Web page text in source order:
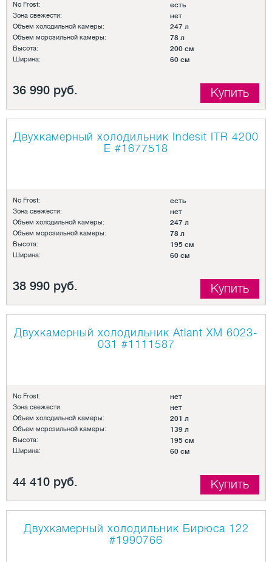
No Frost: есть
Зона свежести: нет
Объем холодильной камеры: 247 л
Объем морозильной камеры: 78 л
Высота: 200 см
Ширина: 60 см
36 990 руб. Купить
Двухкамерный холодильник Indesit ITR 4200
E #1677518
No Frost: есть
Зона свежести: нет
Объем холодильной камеры: 247 л
Объем морозильной камеры: 78 л
Высота: 195 см
Ширина: 60 см
38 990 руб. Купить
Двухкамерный холодильник Atlant XM 6023-
031 #1111587
No Frost: нет
Зона свежести: нет
Объем холодильной камеры: 201 л
Объем морозильной камеры: 139 л
Высота: 195 см
Ширина: 60 см
44 410 руб. Купить
Двухкамерный холодильник Бирюса 122
#1990766